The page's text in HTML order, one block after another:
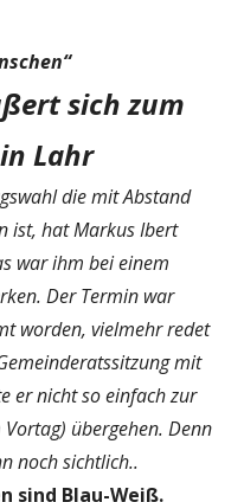
sich zum
Lahr
die mit Abstand
ist, hat Markus Ibert
war ihm bei einem
Der Termin war
worden, vielmehr redet
mit
er nicht so einfach zur
übergehen. Denn
noch sichtlich..
sind Blau-Weiß.